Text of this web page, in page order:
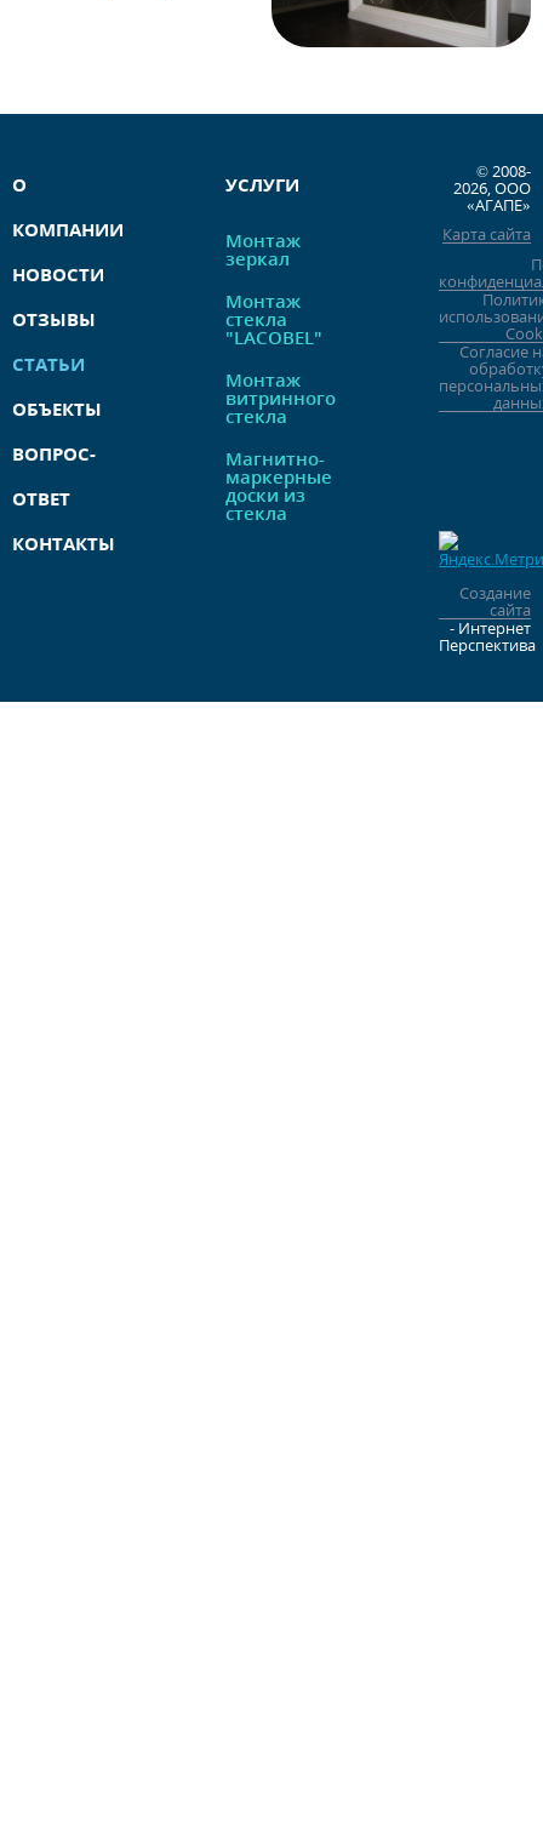
О
КОМПАНИИ
НОВОСТИ
ОТЗЫВЫ
СТАТЬИ
ОБЪЕКТЫ
ВОПРОС-
ОТВЕТ
КОНТАКТЫ
УСЛУГИ
Монтаж
зеркал
Монтаж
стекла
"LACOBEL"
Монтаж
витринного
стекла
Магнитно-
маркерные
доски из
стекла
© 2008-
2026, ООО
«АГАПЕ»
Карта сайта
Согласие
Создание
сайта
- Интернет
Перспектива